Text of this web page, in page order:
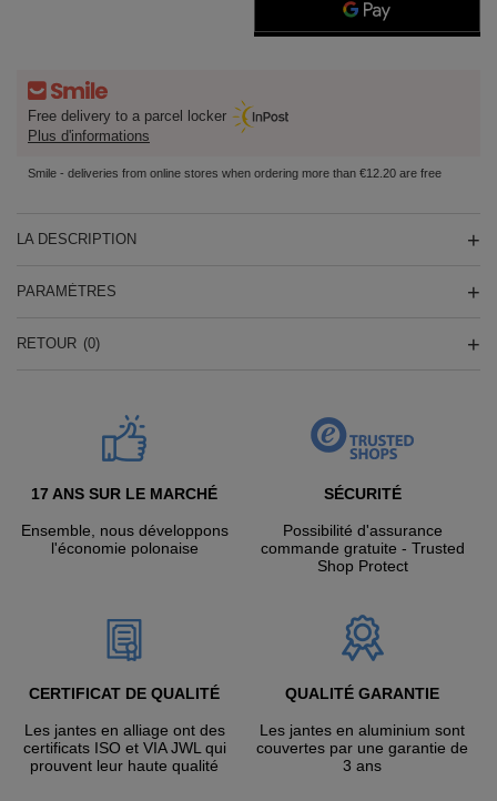
Free delivery to a parcel locker
Plus d'informations
Smile - deliveries from online stores when ordering more than €12.20 are free
LA DESCRIPTION
PARAMÈTRES
RETOUR (0)
17 ANS SUR LE MARCHÉ
Ensemble, nous développons
l'économie polonaise
SÉCURITÉ
Possibilité d'assurance
commande gratuite - Trusted
Shop Protect
CERTIFICAT DE QUALITÉ
Les jantes en alliage ont des
certificats ISO et VIA JWL qui
prouvent leur haute qualité
QUALITÉ GARANTIE
Les jantes en aluminium sont
couvertes par une garantie de
3 ans